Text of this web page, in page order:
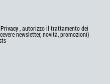
Privacy, autorizzo il trattamento dei
newsletter, novità, promozioni)